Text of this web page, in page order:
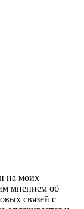
на моих
мнением об
связей с